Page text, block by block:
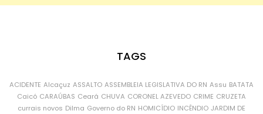
TAGS
ACIDENTE Alcaçuz ASSALTO ASSEMBLEIA LEGISLATIVA DO RN Assu BATATA
Caicó CARAÚBAS Ceará CHUVA CORONEL AZEVEDO CRIME CRUZETA
currais novos Dilma Governo do RN HOMICÍDIO INCÊNDIO JARDIM DE